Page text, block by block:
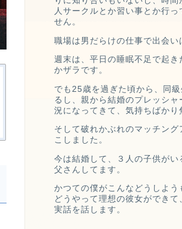
人サークルとか習い事とか行っ
せん。
職場は男だらけの仕事で出会い
週末は、平日の睡眠不足で起き
かザラです。
でも25歳を過ぎた頃から、
同
るし、 親から結婚のプレッシャ
況になってきて、 気持ちばかり
そして破れかぶれのマッチング
こしました。
今は結婚して、３人の子供がい
父さんしてます。
かつての僕がこんなどうしよう
どうやって理想の彼女ができ
実話を話します。